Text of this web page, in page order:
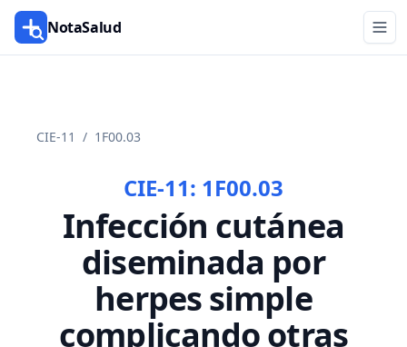
NotaSalud
CIE-11 / 1F00.03
CIE-11: 1F00.03
Infección cutánea
diseminada por
herpes simple
complicando otras